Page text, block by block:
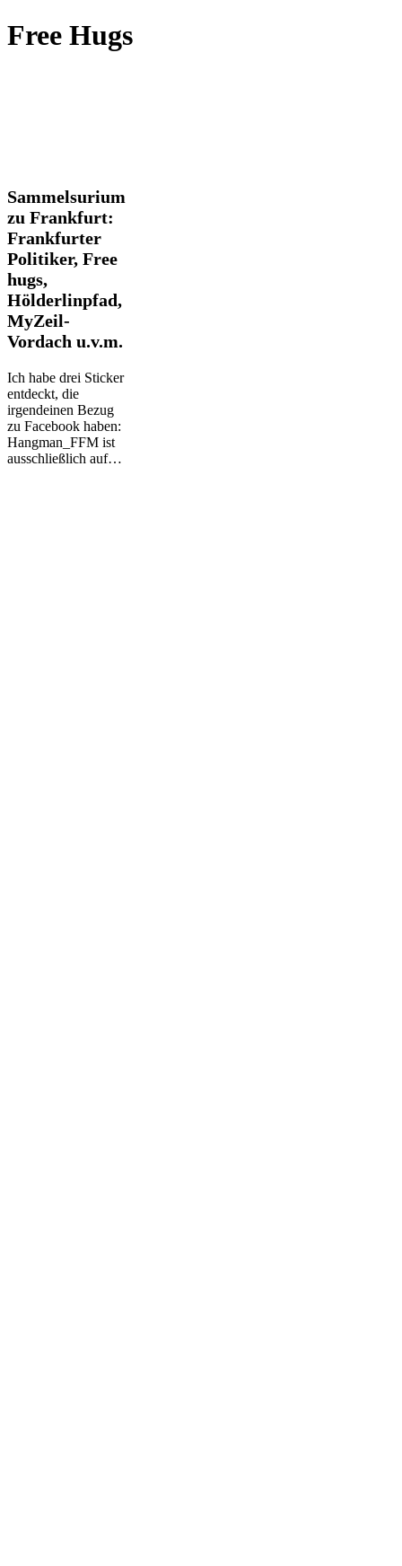
Free Hugs
Sammelsurium
Frankfurt:
Frankfurter
Politiker,
Free
hugs,
Hölderlinpfad,
MyZeil-
Vordach
Sammelsurium
zu Frankfurt:
Frankfurter
Politiker, Free
hugs,
Hölderlinpfad,
MyZeil-
Vordach u.v.m.
Ich habe drei Sticker
entdeckt, die
irgendeinen Bezug
zu Facebook haben:
Hangman_FFM ist
ausschließlich auf…